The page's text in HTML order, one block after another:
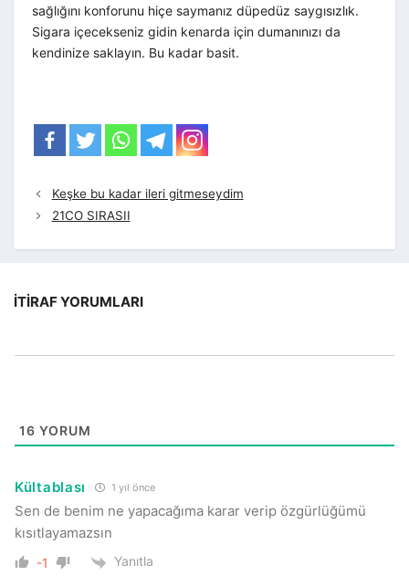
sağlığını konforunu hiçe saymanız düpedüz saygısızlık.
Sigara içecekseniz gidin kenarda için dumanınızı da
kendinize saklayın. Bu kadar basit.
Keşke bu kadar ileri gitmeseydim
21CO SIRASII
İTIRAF YORUMLARI
16 YORUM
Kültablası 1 yıl önce
Sen de benim ne yapacağıma karar verip özgürlüğümü
kısıtlayamazsın
-1 Yanıtla